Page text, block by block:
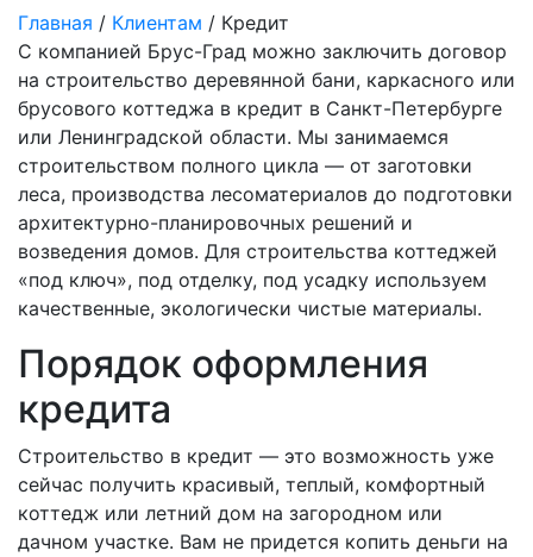
Главная / Клиентам / Кредит
С компанией Брус-Град можно заключить договор
на строительство деревянной бани, каркасного или
брусового коттеджа в кредит в Санкт-Петербурге
или Ленинградской области. Мы занимаемся
строительством полного цикла — от заготовки
леса, производства лесоматериалов до подготовки
архитектурно-планировочных решений и
возведения домов. Для строительства коттеджей
«под ключ», под отделку, под усадку используем
качественные, экологически чистые материалы.
Порядок оформления
кредита
Строительство в кредит — это возможность уже
сейчас получить красивый, теплый, комфортный
коттедж или летний дом на загородном или
дачном участке. Вам не придется копить деньги на